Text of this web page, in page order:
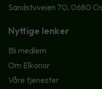
Sandstuveien 70, 0680
Nyttige lenker
Bli medlem
Om Elkonor
Våre tjenester